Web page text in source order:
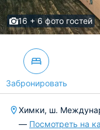
16 + 6 фото гостей
Забронировать
Химки, ш.
— Посмотреть на